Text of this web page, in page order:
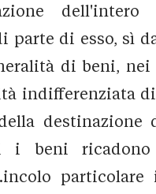
dell'intero
parte di esso, sì
di beni, nei
indifferenziata di
destinazione
i beni
particolare